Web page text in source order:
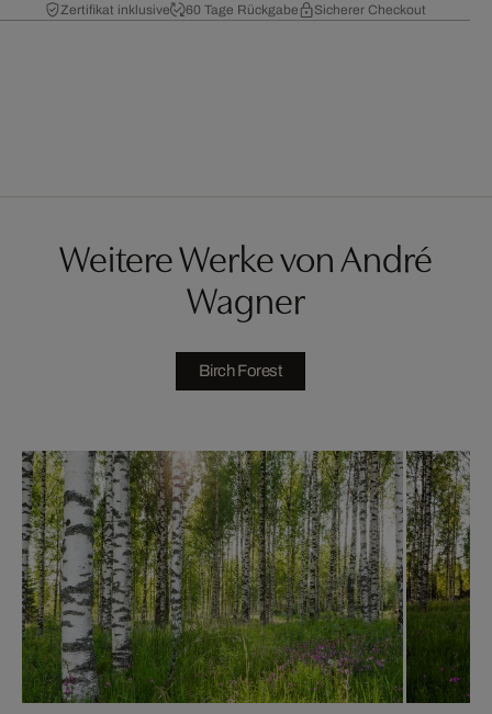
Zertifikat inklusive 60 Tage Rückgabe Sicherer Checkout
Weitere Werke von André
Wagner
Birch Forest